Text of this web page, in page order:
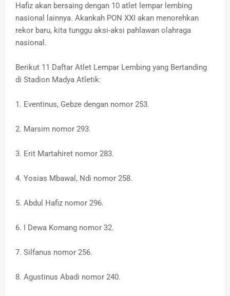
Hafiz akan bersaing dengan 10 atlet lempar lembing
nasional lainnya. Akankah PON XXI akan menorehkan
rekor baru, kita tunggu aksi-aksi pahlawan olahraga
nasional.
Berikut 11 Daftar Atlet Lempar Lembing yang Bertanding
di Stadion Madya Atletik:
1. Eventinus, Gebze dengan nomor 253.
2. Marsim nomor 293.
3. Erit Martahiret nomor 283.
4. Yosias Mbawal, Ndi nomor 258.
5. Abdul Hafiz nomor 296.
6. I Dewa Komang nomor 32.
7. Silfanus nomor 256.
8. Agustinus Abadi nomor 240.